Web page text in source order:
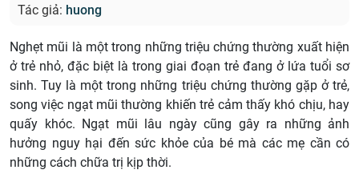
Tác giả: huong
Nghẹt mũi là một trong những triệu chứng thường xuất hiện
ở trẻ nhỏ, đặc biệt là trong giai đoạn trẻ đang ở lứa tuổi sơ
sinh. Tuy là một trong những triệu chứng thường gặp ở trẻ,
song việc ngạt mũi thường khiến trẻ cảm thấy khó chịu, hay
quấy khóc. Ngạt mũi lâu ngày cũng gây ra những ảnh
hưởng nguy hại đến sức khỏe của bé mà các mẹ cần có
những cách chữa trị kịp thời.